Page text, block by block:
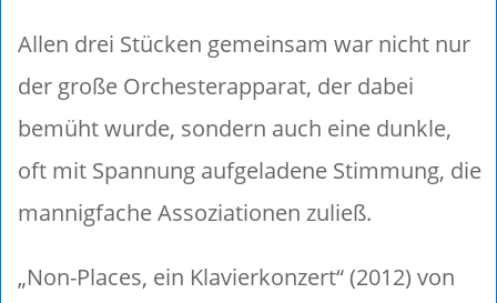
Allen drei Stücken gemeinsam war nicht nur
der große Orchesterapparat, der dabei
bemüht wurde, sondern auch eine dunkle,
oft mit Spannung aufgeladene Stimmung, die
mannigfache Assoziationen zuließ.
„Non-Places, ein Klavierkonzert“ (2012) von